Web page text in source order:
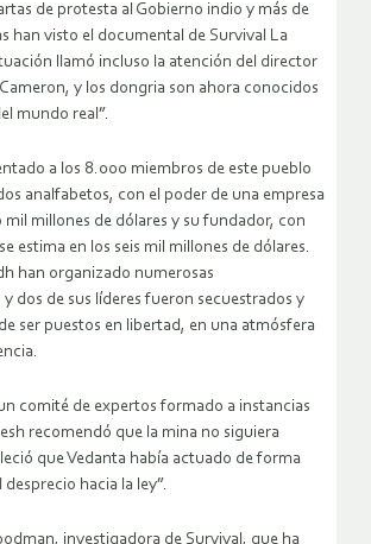
de protesta al Gobierno indio y más de
han visto el documental de Survival La
llamó incluso la atención del director
y los dongria son ahora conocidos
mundo real”.
a los 8.000 miembros de este pueblo
analfabetos, con el poder de una empresa
mil millones de dólares y su fundador, con
estima en los seis mil millones de dólares.
han organizado numerosas
dos de sus líderes fueron secuestrados y
ser puestos en libertad, en una atmósfera
comité de expertos formado a instancias
recomendó que la mina no siguiera
que Vedanta había actuado de forma
hacia la ley”.
investigadora de Survival, que ha